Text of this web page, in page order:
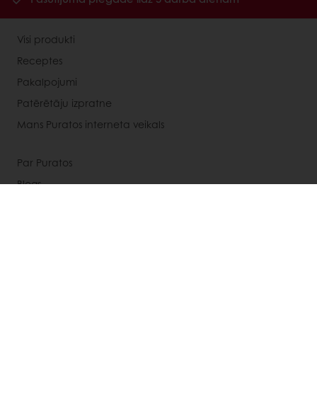
Visi produkti
Receptes
Pakalpojumi
Patērētāju izpratne
Mans Puratos interneta veikals
Par Puratos
Blogs